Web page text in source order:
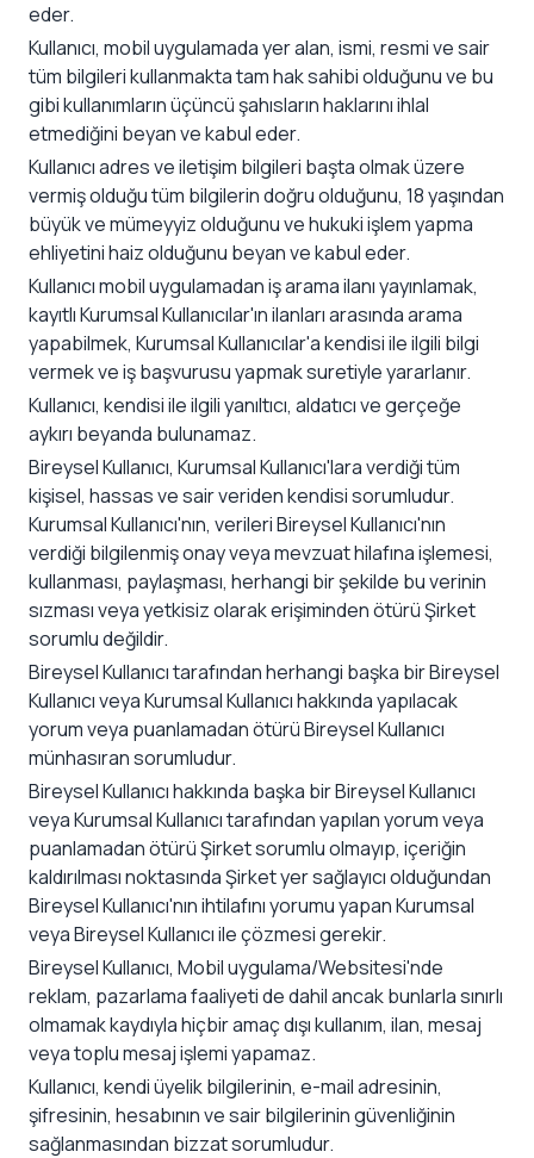
eder.
Kullanıcı, mobil uygulamada yer alan, ismi, resmi ve sair
tüm bilgileri kullanmakta tam hak sahibi olduğunu ve bu
gibi kullanımların üçüncü şahısların haklarını ihlal
etmediğini beyan ve kabul eder.
Kullanıcı adres ve iletişim bilgileri başta olmak üzere
vermiş olduğu tüm bilgilerin doğru olduğunu, 18 yaşından
büyük ve mümeyyiz olduğunu ve hukuki işlem yapma
ehliyetini haiz olduğunu beyan ve kabul eder.
Kullanıcı mobil uygulamadan iş arama ilanı yayınlamak,
kayıtlı Kurumsal Kullanıcılar'ın ilanları arasında arama
yapabilmek, Kurumsal Kullanıcılar'a kendisi ile ilgili bilgi
vermek ve iş başvurusu yapmak suretiyle yararlanır.
Kullanıcı, kendisi ile ilgili yanıltıcı, aldatıcı ve gerçeğe
aykırı beyanda bulunamaz.
Bireysel Kullanıcı, Kurumsal Kullanıcı'lara verdiği tüm
kişisel, hassas ve sair veriden kendisi sorumludur.
Kurumsal Kullanıcı'nın, verileri Bireysel Kullanıcı'nın
verdiği bilgilenmiş onay veya mevzuat hilafına işlemesi,
kullanması, paylaşması, herhangi bir şekilde bu verinin
sızması veya yetkisiz olarak erişiminden ötürü Şirket
sorumlu değildir.
Bireysel Kullanıcı tarafından herhangi başka bir Bireysel
Kullanıcı veya Kurumsal Kullanıcı hakkında yapılacak
yorum veya puanlamadan ötürü Bireysel Kullanıcı
münhasıran sorumludur.
Bireysel Kullanıcı hakkında başka bir Bireysel Kullanıcı
veya Kurumsal Kullanıcı tarafından yapılan yorum veya
puanlamadan ötürü Şirket sorumlu olmayıp, içeriğin
kaldırılması noktasında Şirket yer sağlayıcı olduğundan
Bireysel Kullanıcı'nın ihtilafını yorumu yapan Kurumsal
veya Bireysel Kullanıcı ile çözmesi gerekir.
Bireysel Kullanıcı, Mobil uygulama/Websitesi'nde
reklam, pazarlama faaliyeti de dahil ancak bunlarla sınırlı
olmamak kaydıyla hiçbir amaç dışı kullanım, ilan, mesaj
veya toplu mesaj işlemi yapamaz.
Kullanıcı, kendi üyelik bilgilerinin, e-mail adresinin,
şifresinin, hesabının ve sair bilgilerinin güvenliğinin
sağlanmasından bizzat sorumludur.